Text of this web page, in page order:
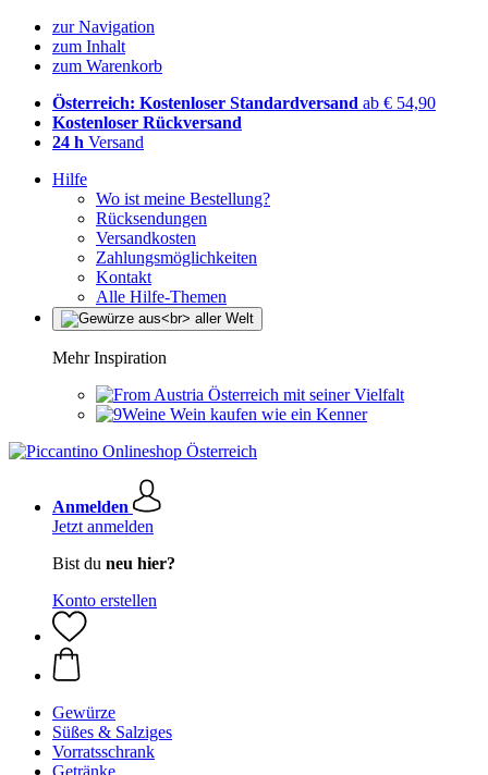
zur Navigation
zum Inhalt
zum Warenkorb
Österreich: Kostenloser Standardversand ab € 54,90
Kostenloser Rückversand
24 h Versand
Hilfe
Wo ist meine Bestellung?
Rücksendungen
Versandkosten
Zahlungsmöglichkeiten
Kontakt
Alle Hilfe-Themen
Mehr Inspiration
Österreich mit seiner Vielfalt
Wein kaufen wie ein Kenner
Anmelden
Jetzt anmelden
Bist du neu hier?
Konto erstellen
Gewürze
Süßes & Salziges
Vorratsschrank
Getränke